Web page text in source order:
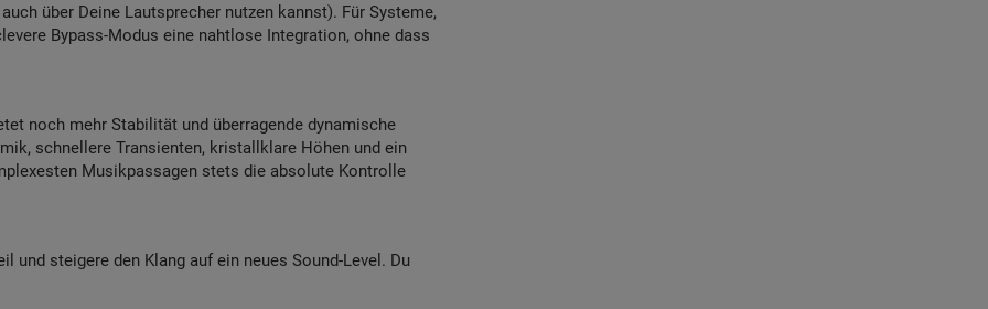
über Deine Lautsprecher nutzen kannst). Für Systeme,
Bypass-Modus eine nahtlose Integration, ohne dass
noch mehr Stabilität und überragende dynamische
schnellere Transienten, kristallklare Höhen und ein
Musikpassagen stets die absolute Kontrolle
und steigere den Klang auf ein neues Sound-Level. Du